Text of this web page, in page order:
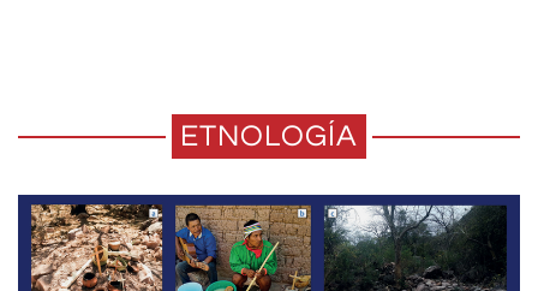
ETNOLOGÍA